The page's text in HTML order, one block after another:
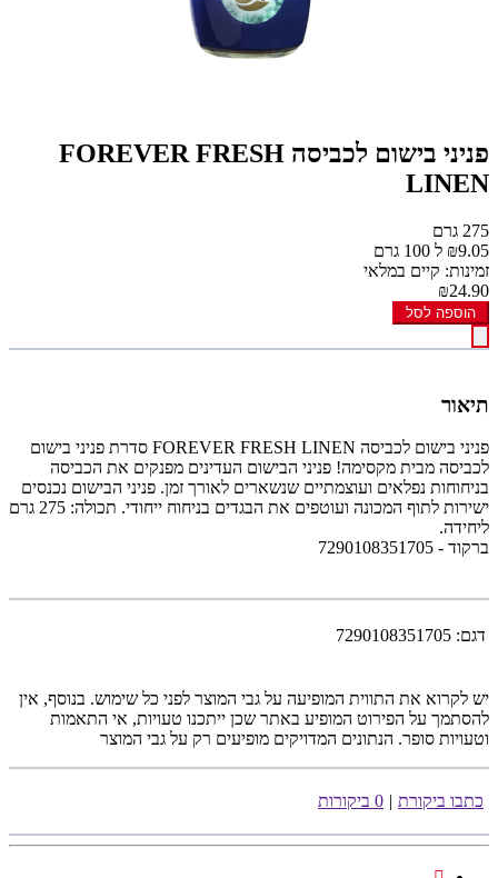
פניני בישום לכביסה FOREVER FRESH
LINEN
275 גרם
₪9.05 ל 100 גרם
זמינות: קיים במלאי
₪24.90
הוספה לסל
תיאור
פניני בישום לכביסה FOREVER FRESH LINEN סדרת פניני בישום
לכביסה מבית מקסימה! פניני הבישום העדינים מפנקים את הכביסה
בניחוחות נפלאים ועוצמתיים שנשארים לאורך זמן. פניני הבישום נכנסים
ישירות לתוף המכונה ועוטפים את הבגדים בניחוח ייחודי. תכולה: 275 גרם
ליחידה.
ברקוד - 7290108351705
דגם: 7290108351705
יש לקרוא את התווית המופיעה על גבי המוצר לפני כל שימוש. בנוסף, אין
להסתמך על הפירוט המופיע באתר שכן ייתכנו טעויות, אי התאמות
וטעויות סופר. הנתונים המדויקים מופיעים רק על גבי המוצר
כתבו ביקורת | 0 ביקורות